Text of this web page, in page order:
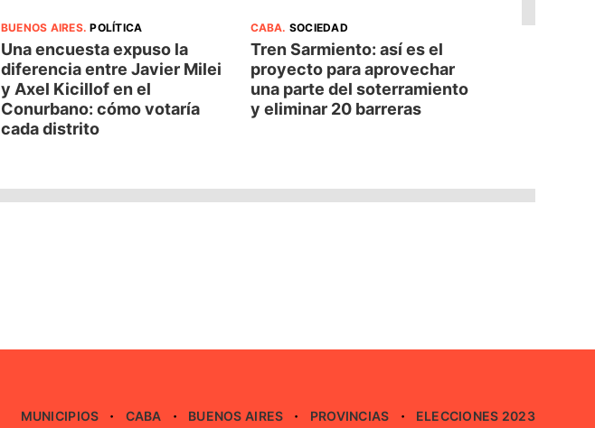
BUENOS AIRES.POLÍTICA
Una encuesta expuso la
diferencia entre Javier Milei
y Axel Kicillof en el
Conurbano: cómo votaría
cada distrito
CABA. SOCIEDAD
Tren Sarmiento: así es el
proyecto para aprovechar
una parte del soterramiento
y eliminar 20 barreras
MUNICIPIOS CABA BUENOS AIRES PROVINCIAS ELECCIONES 2023